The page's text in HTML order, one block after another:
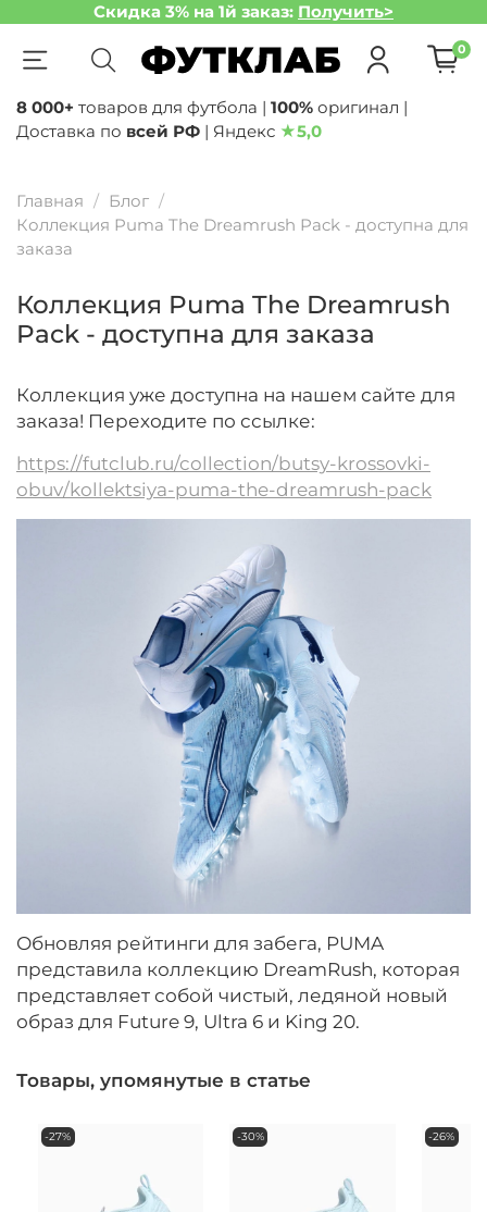
Скидка 3% на 1й заказ: Получить>
0
8 000+ товаров для футбола | 100% оригинал |
Доставка по всей РФ | Яндекс ★5,0
Главная
Блог
Коллекция Puma The Dreamrush Pack - доступна для
заказа
Коллекция Puma The Dreamrush
Pack - доступна для заказа
Коллекция уже доступна на нашем сайте для
заказа! Переходите по ссылке:
https://futclub.ru/collection/butsy-krossovki-
obuv/kollektsiya-puma-the-dreamrush-pack
Обновляя рейтинги для забега, PUMA
представила коллекцию DreamRush, которая
представляет собой чистый, ледяной новый
образ для Future 9, Ultra 6 и King 20.
Товары, упомянутые в статье
-27% -30% -26%